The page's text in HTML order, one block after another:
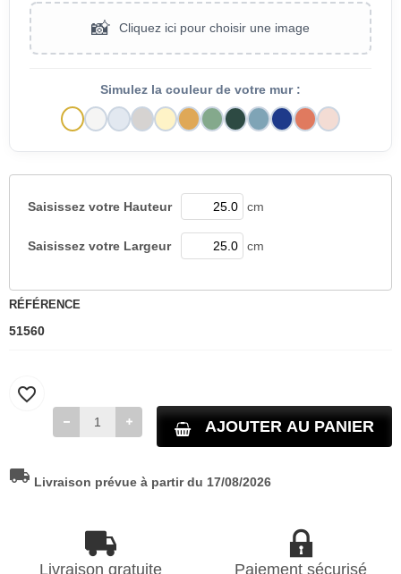
📸 Cliquez ici pour choisir une image
Simulez la couleur de votre mur :
Saisissez votre Hauteur cm
Saisissez votre Largeur cm
RÉFÉRENCE
51560
AJOUTER AU PANIER
favorite_border
local_shipping Livraison prévue à partir du 17/08/2026
Livraison gratuite Paiement sécurisé